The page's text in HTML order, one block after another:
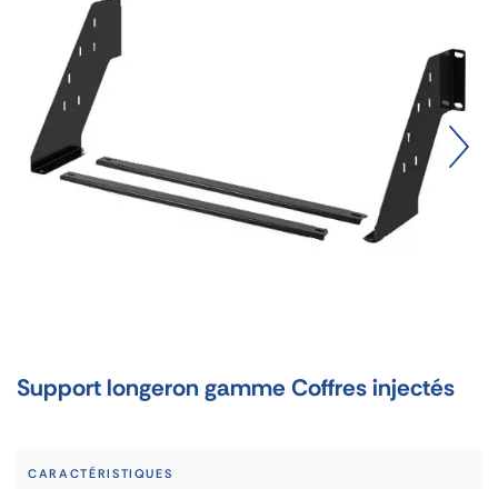
Support longeron gamme Coffres injectés
CARACTÉRISTIQUES